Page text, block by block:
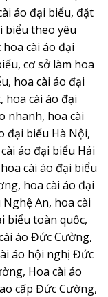
áo đại biểu, đặt
biểu theo yêu
cài áo đại
cơ sở làm hoa
hoa cài áo đại
hoa cài áo đại
nhanh, hoa cài
đại biểu Hà Nội,
áo đại biểu Hải
cài áo đại biểu
hoa cài áo đại
An, hoa cài
biểu toàn quốc,
áo Đức Cường,
áo hội nghị Đức
Hoa cài áo
cấp Đức Cường,